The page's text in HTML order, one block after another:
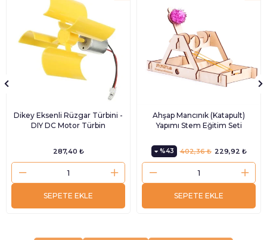
Dikey Eksenli Rüzgar Türbini -
DIY DC Motor Türbin
287,40 ₺
SEPETE EKLE
Ahşap Mancınık (Katapult)
Yapımı Stem Eğitim Seti
%43 229,92 ₺
402,36 ₺
SEPETE EKLE